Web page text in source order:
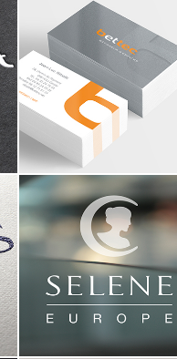
Bettec
identité visuelle
branding
signalétique
édition
architecture commerciale
Selene Yacht
identité visuelle
branding
édition
annonce presse
signalétique
architecture commerciale